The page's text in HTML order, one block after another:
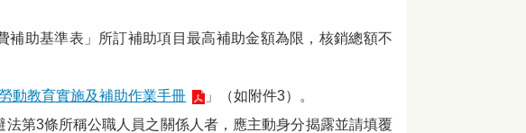
助基準表」所訂補助項目最高補助金額為限，核銷總額不
動教育實施及補助作業手冊
」（如附件3）。
第3條所稱公職人員之關係人者，應主動身分揭露並請填覆